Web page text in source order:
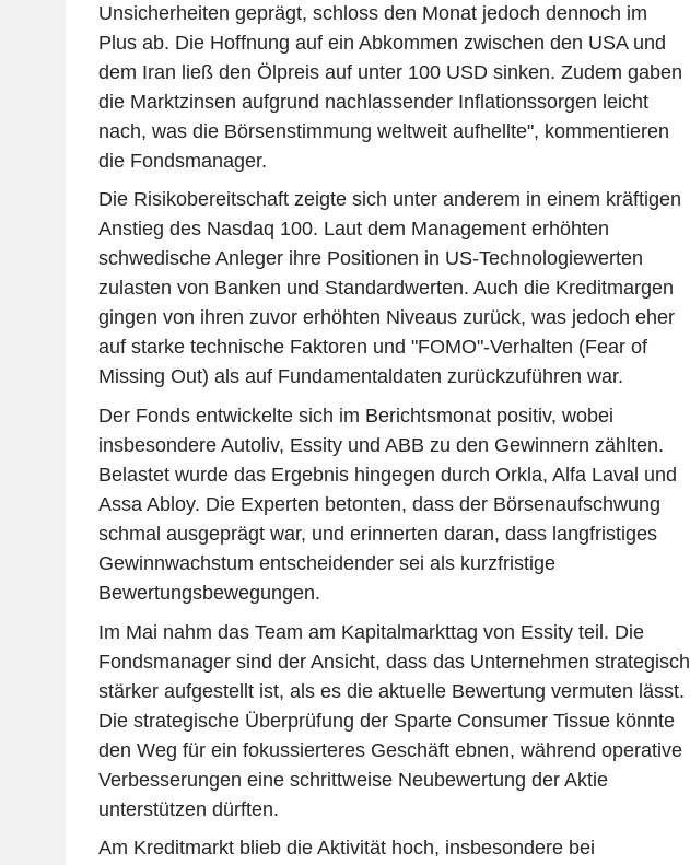
Unsicherheiten geprägt, schloss den Monat jedoch dennoch im
Plus ab. Die Hoffnung auf ein Abkommen zwischen den USA und
dem Iran ließ den Ölpreis auf unter 100 USD sinken. Zudem gaben
die Marktzinsen aufgrund nachlassender Inflationssorgen leicht
nach, was die Börsenstimmung weltweit aufhellte", kommentieren
die Fondsmanager.
Die Risikobereitschaft zeigte sich unter anderem in einem kräftigen
Anstieg des Nasdaq 100. Laut dem Management erhöhten
schwedische Anleger ihre Positionen in US-Technologiewerten
zulasten von Banken und Standardwerten. Auch die Kreditmargen
gingen von ihren zuvor erhöhten Niveaus zurück, was jedoch eher
auf starke technische Faktoren und "FOMO"-Verhalten (Fear of
Missing Out) als auf Fundamentaldaten zurückzuführen war.
Der Fonds entwickelte sich im Berichtsmonat positiv, wobei
insbesondere Autoliv, Essity und ABB zu den Gewinnern zählten.
Belastet wurde das Ergebnis hingegen durch Orkla, Alfa Laval und
Assa Abloy. Die Experten betonten, dass der Börsenaufschwung
schmal ausgeprägt war, und erinnerten daran, dass langfristiges
Gewinnwachstum entscheidender sei als kurzfristige
Bewertungsbewegungen.
Im Mai nahm das Team am Kapitalmarkttag von Essity teil. Die
Fondsmanager sind der Ansicht, dass das Unternehmen strategisch
stärker aufgestellt ist, als es die aktuelle Bewertung vermuten lässt.
Die strategische Überprüfung der Sparte Consumer Tissue könnte
den Weg für ein fokussierteres Geschäft ebnen, während operative
Verbesserungen eine schrittweise Neubewertung der Aktie
unterstützen dürften.
Am Kreditmarkt blieb die Aktivität hoch, insbesondere bei